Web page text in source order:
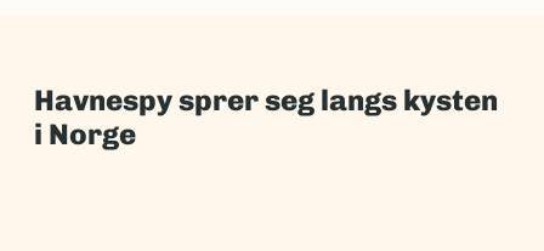
Havnespy sprer seg langs kysten
i Norge